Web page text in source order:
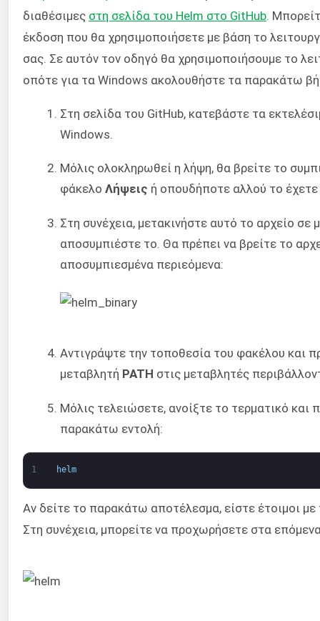
διαθέσιμες στη σελίδα του Helm στο GitHub .
έκδοση που θα χρησιμοποιήσετε με βάση το
σας. Σε αυτόν τον οδηγό θα χρησιμοποιήσουμε το
οπότε για τα Windows ακολουθήστε τα παρακάτω
Στη σελίδα του GitHub, κατεβάστε τα
Windows.
Μόλις ολοκληρωθεί η λήψη, θα βρείτε το
φάκελο Λήψεις ή οπουδήποτε αλλού το
Στη συνέχεια, μετακινήστε αυτό το αρχείο σε
αποσυμπιέστε το. Θα πρέπει να βρείτε το
αποσυμπιεσμένα περιεόμενα:
Αντιγράψτε την τοποθεσία του φακέλου και
μεταβλητή PATH στις μεταβλητές
Μόλις τελειώσετε, ανοίξτε το τερματικό και
παρακάτω εντολή:
1 helm
Αν δείτε το παρακάτω αποτέλεσμα, είστε έτοιμοι
Στη συνέχεια, μπορείτε να προχωρήσετε στα